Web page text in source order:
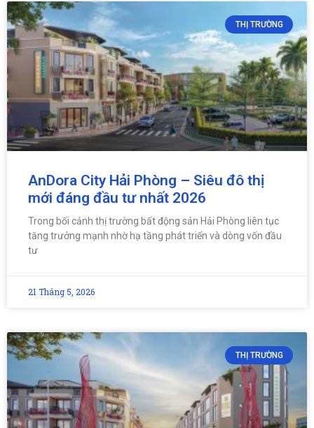
THỊ TRƯỜNG
AnDora City Hải Phòng – Siêu đô thị
mới đáng đầu tư nhất 2026
Trong bối cảnh thị trường bất động sản Hải Phòng liên tục
tăng trưởng mạnh nhờ hạ tầng phát triển và dòng vốn đầu
tư
21 Tháng 5, 2026
THỊ TRƯỜNG